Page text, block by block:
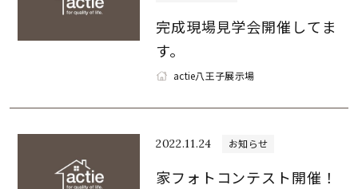
完成現場見学会開催してま
す。
actie八王子展示場
2022.11.24 お知らせ
家フォトコンテスト開催！